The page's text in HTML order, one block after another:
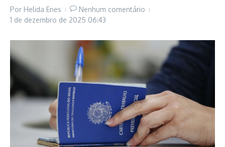
Por Helida Enes
Nenhum comentário
1 de dezembro de 2025 06:43